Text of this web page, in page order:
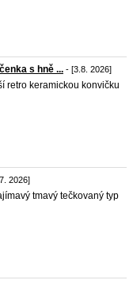
s hně ... - [3.8. 2026]
retro keramickou konvičku
2026]
tmavý tečkovaný typ